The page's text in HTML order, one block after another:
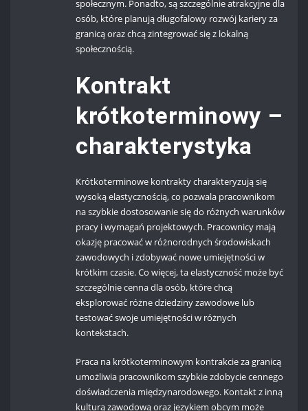
społecznym. Ponadto, są szczególnie atrakcyjne dla
osób, które planują długofalowy rozwój kariery za
granicą oraz chcą zintegrować się z lokalną
społecznością.
Kontrakt
krótkoterminowy –
charakterystyka
Krótkoterminowe kontrakty charakteryzują się
wysoką elastycznością, co pozwala pracownikom
na szybkie dostosowanie się do różnych warunków
pracy i wymagań projektowych. Pracownicy mają
okazję pracować w różnorodnych środowiskach
zawodowych i zdobywać nowe umiejętności w
krótkim czasie. Co więcej, ta elastyczność może być
szczególnie cenna dla osób, które chcą
eksplorować różne dziedziny zawodowe lub
testować swoje umiejętności w różnych
kontekstach.
Praca na krótkoterminowym kontrakcie za granicą
umożliwia pracownikom szybkie zdobycie cennego
doświadczenia międzynarodowego. Kontakt z inną
kulturą zawodową oraz językiem obcym może